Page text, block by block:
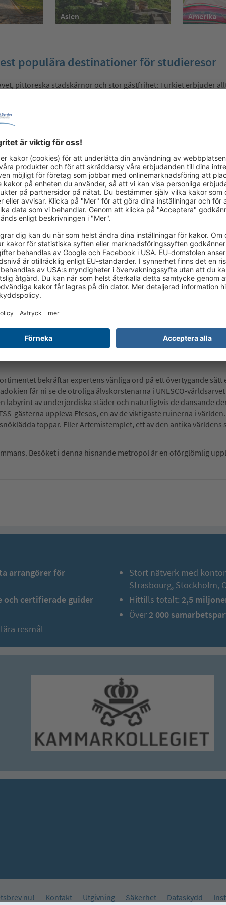
Asien Amerika
populära destinationer för studieresor
pittoreska stadskärnor och stor gästfrihet: Turkiet erbjuder
Kappadokien (världsarv)
till att efterfrågan på TSS-resor till Turkiet ökar igen efter
över den extraordinära kulturella mångfalden. Vi bor på
ofta även med egen strand.
beror också på de professionella guiderna. Dessa män och
till TSS, en av Europas största arrangörer för studieresor.
mest kända ledare för utgrävningar av forntida platser: „Tack
historiska skatter, våra hisnande landskap och vår
bekräftar expertens vänliga ord på ett övertygande sätt
får ni se de otroliga älvskorstenarna i UNESCO-
labyrint av underjordiska städer och naturligtvis de dansande
gästerna uppleva Efesos, en av de viktigaste ruinerna i
toppar. Eller Artemistemplet, ett av den antika världens
Besöket i denna hisnande metropol är en oförglömlig
arrangörer för
och certifierade guider
resmål
Stort nätverk med
Strasbourg, Stockholm,
Hittills totalt:2,5
Över2 000
nu! Kontakt Utgivning Säkerhet Dataskydd